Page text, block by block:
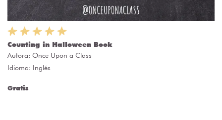
Counting in Halloween Book
Autora: Once Upon a Class
Idioma: Inglés
Gratis